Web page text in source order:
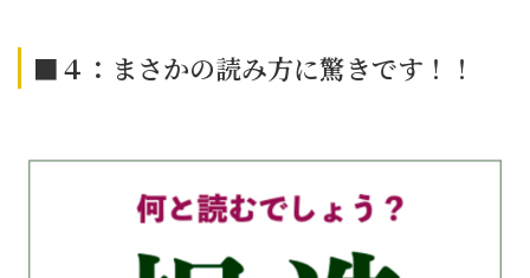
■４： まさかの読み方に驚きです！！